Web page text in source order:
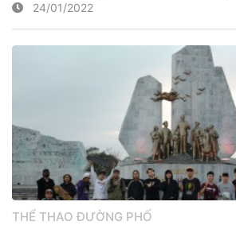
24/01/2022
THỂ THAO ĐƯỜNG PHỐ